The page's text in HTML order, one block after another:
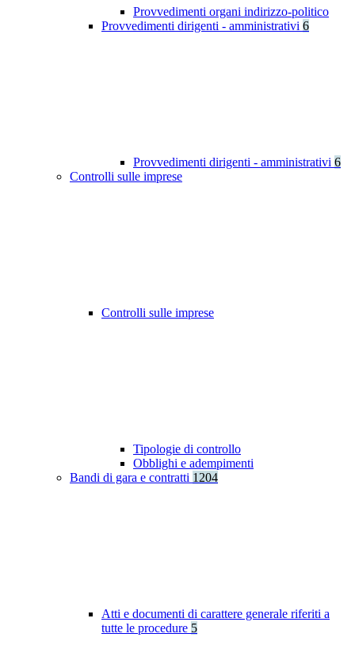
Provvedimenti organi indirizzo-politico
Provvedimenti dirigenti - amministrativi 6
Provvedimenti dirigenti - amministrativi 6
Controlli sulle imprese
Controlli sulle imprese
Tipologie di controllo
Obblighi e adempimenti
Bandi di gara e contratti 1204
Atti e documenti di carattere generale riferiti a
tutte le procedure 5